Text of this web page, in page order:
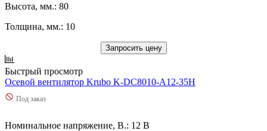
Высота, мм.: 80
Толщина, мм.: 10
Запросить цену
Быстрый просмотр
Осевой вентилятор Krubo K-DC8010-A12-35H
Под заказ
Номинальное напряжение, В.: 12 В